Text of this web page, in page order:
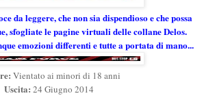
da leggere, che non sia dispendioso e che possa
sfogliate le pagine virtuali delle collane Delos.
emozioni differenti e tutte a portata di mano...
Vientato ai minori di 18 anni
Uscita: 24 Giugno 2014